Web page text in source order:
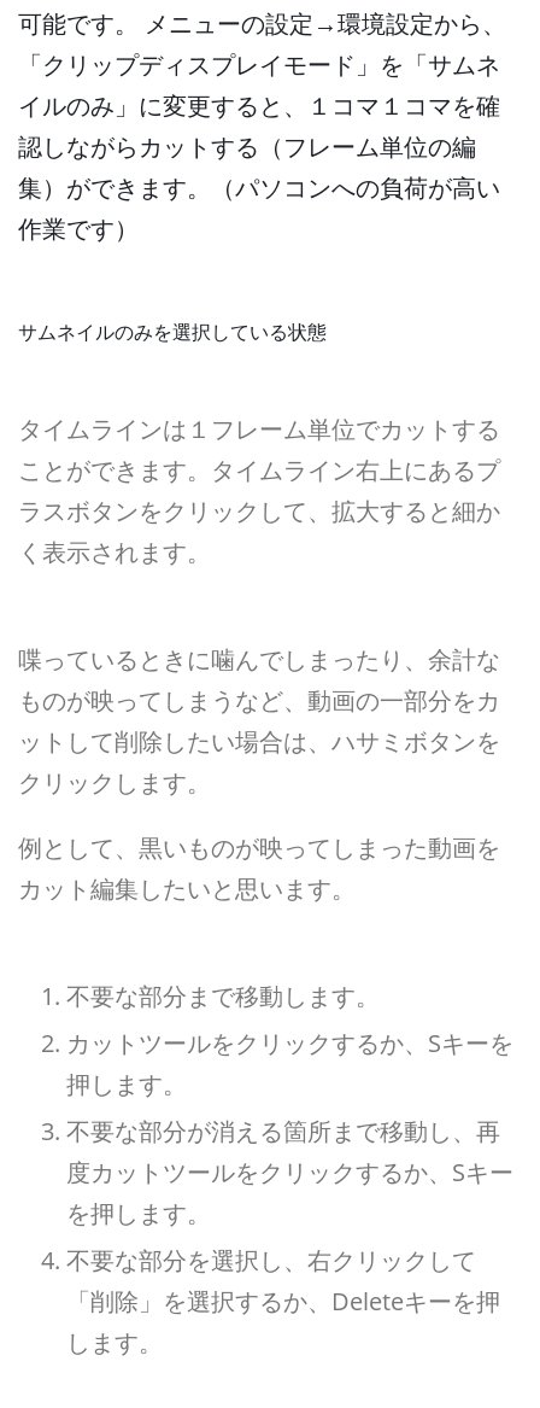
可能です。 メニューの設定→環境設定から、
「クリップディスプレイモード」を「サムネ
イルのみ」に変更すると、１コマ１コマを確
認しながらカットする（フレーム単位の編
集）ができます。（パソコンへの負荷が高い
作業です）
サムネイルのみを選択している状態
タイムラインは１フレーム単位でカットする
ことができます。タイムライン右上にあるプ
ラスボタンをクリックして、拡大すると細か
く表示されます。
喋っているときに噛んでしまったり、余計な
ものが映ってしまうなど、動画の一部分をカ
ットして削除したい場合は、ハサミボタンを
クリックします。
例として、黒いものが映ってしまった動画を
カット編集したいと思います。
不要な部分まで移動します。
カットツールをクリックするか、Sキーを
押します。
不要な部分が消える箇所まで移動し、再
度カットツールをクリックするか、Sキー
を押します。
不要な部分を選択し、右クリックして
「削除」を選択するか、Deleteキーを押
します。